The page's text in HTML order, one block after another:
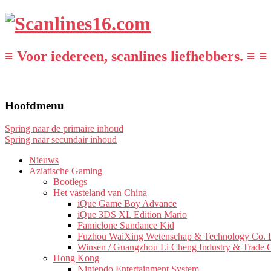
≡ Voor iedereen, scanlines liefhebbers. ≡ ≡
Hoofdmenu
Spring naar de primaire inhoud
Spring naar secundair inhoud
Nieuws
Aziatische Gaming
Bootlegs
Het vasteland van China
iQue Game Boy Advance
iQue 3DS XL Edition Mario
Famiclone Sundance Kid
Fuzhou WaiXing Wetenschap & Technology Co.
Winsen / Guangzhou Li Cheng Industry & Trade
Hong Kong